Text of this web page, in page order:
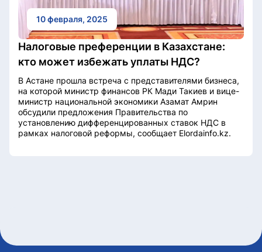
10 февраля, 2025
Налоговые преференции в Казахстане:
кто может избежать уплаты НДС?
В Астане прошла встреча с представителями бизнеса,
на которой министр финансов РК Мади Такиев и вице-
министр национальной экономики Азамат Амрин
обсудили предложения Правительства по
установлению дифференцированных ставок НДС в
рамках налоговой реформы, сообщает Elordainfo.kz.